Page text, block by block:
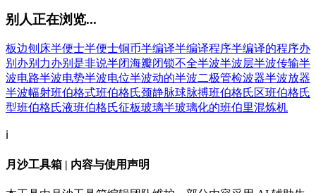
别人正在浏览...
板边刨床半便士半便士铜币半编译半编译程序半编译的程序办
别 办别力办别是非说半闭海瓣闭锁不全半波半波层半波传输半
波电路半波电势半波电位半波动的半波二极管检波器半波放器
半波幅射班伯格式班伯格氏颈静脉球脉搏班伯格氏区班伯格氏
型班伯格氏液班伯格氏征板玻璃半玻璃化的班伯里混炼机
ℹ️
月沙工具箱 | 内容与使用声明